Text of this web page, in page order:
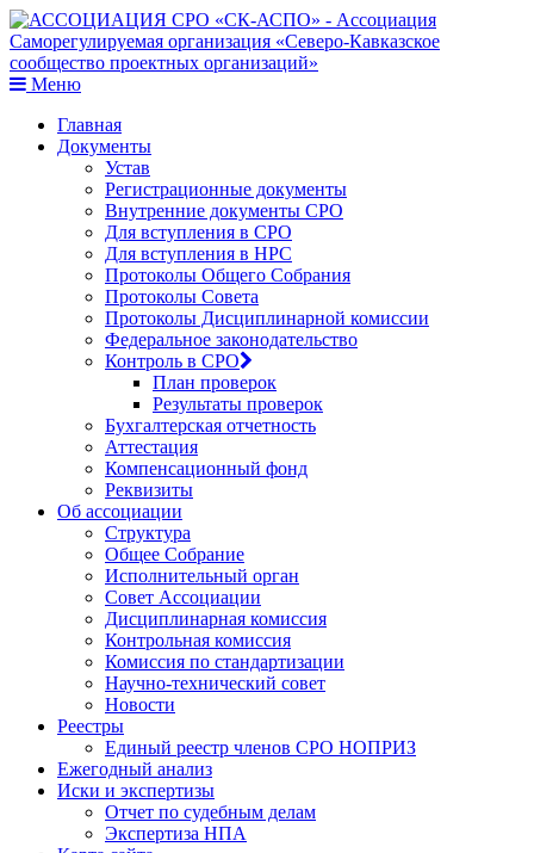
Меню
Главная
Документы
Устав
Регистрационные документы
Внутренние документы СРО
Для вступления в СРО
Для вступления в НРС
Протоколы Общего Собрания
Протоколы Совета
Протоколы Дисциплинарной комиссии
Федеральное законодательство
Контроль в СРО
План проверок
Результаты проверок
Бухгалтерская отчетность
Аттестация
Компенсационный фонд
Реквизиты
Об ассоциации
Структура
Общее Собрание
Исполнительный орган
Совет Ассоциации
Дисциплинарная комиссия
Контрольная комиссия
Комиссия по стандартизации
Научно-технический совет
Новости
Реестры
Единый реестр членов СРО НОПРИЗ
Ежегодный анализ
Иски и экспертизы
Отчет по судебным делам
Экспертиза НПА